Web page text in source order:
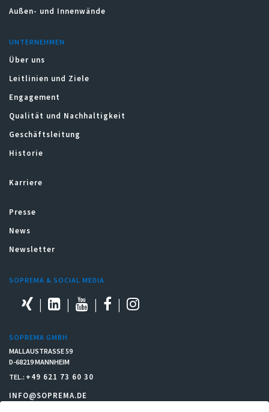
Außen- und Innenwände
UNTERNEHMEN
Über uns
Leitlinien und Ziele
Engagement
Qualität und Nachhaltigkeit
Geschäftsleitung
Historie
Karriere
Presse
News
Newsletter
SOPREMA & SOCIAL MEDIA
SOPREMA GMBH
MALLAUSTRASSE 59
D-68219 MANNHEIM
TEL.: +49 621 73 60 30
INFO@SOPREMA.DE